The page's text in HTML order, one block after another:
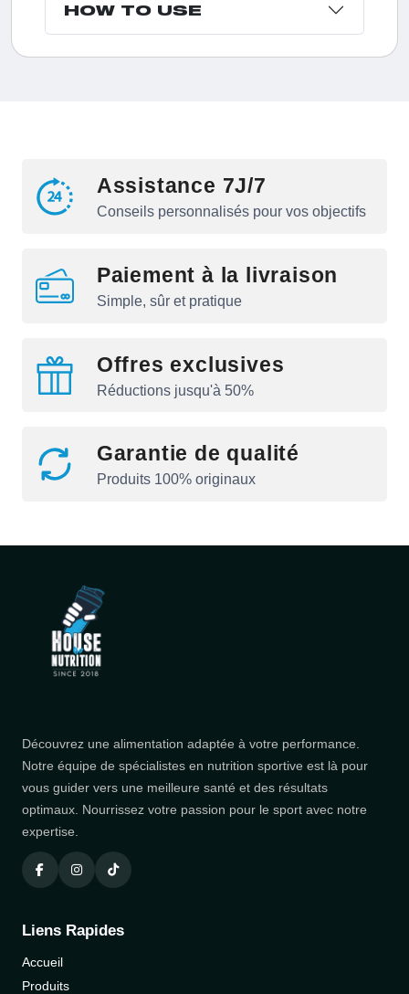
HOW TO USE
Assistance 7J/7
Conseils personnalisés pour vos objectifs
Paiement à la livraison
Simple, sûr et pratique
Offres exclusives
Réductions jusqu'à 50%
Garantie de qualité
Produits 100% originaux
Découvrez une alimentation adaptée à votre performance.
Notre équipe de spécialistes en nutrition sportive est là pour
vous guider vers une meilleure santé et des résultats
optimaux. Nourrissez votre passion pour le sport avec notre
expertise.
Liens Rapides
Accueil
Produits